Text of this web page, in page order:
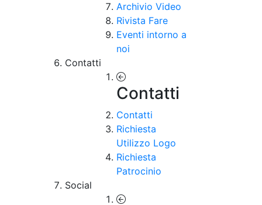
Archivio Video
Rivista Fare
Eventi intorno a
noi
Contatti
Contatti
Contatti
Richiesta
Utilizzo Logo
Richiesta
Patrocinio
Social